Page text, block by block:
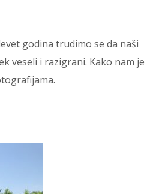
godina trudimo se da naši
veseli i razigrani. Kako nam je